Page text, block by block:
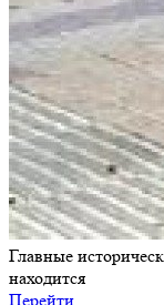
Главные
находится
Перейти